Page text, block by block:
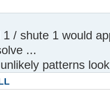
/ shute 1 would
...
patterns